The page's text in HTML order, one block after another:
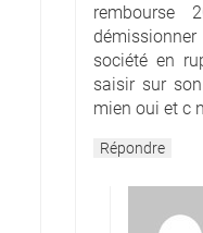
rembourse
société en
saisir sur
mien oui et c
Répondre